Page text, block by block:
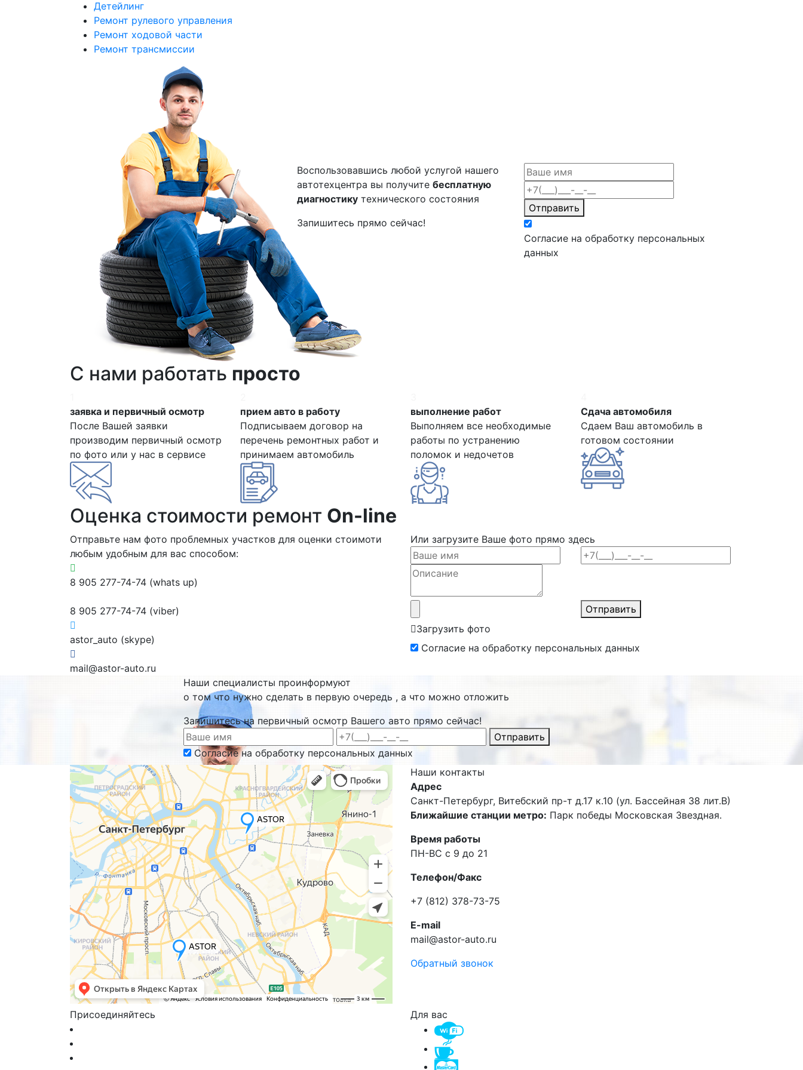
Детейлинг
Ремонт рулевого управления
Ремонт ходовой части
Ремонт трансмиссии
Воспользовавшись любой услугой нашего
автотехцентра вы получите бесплатную
диагностику технического состояния
Запишитесь прямо сейчас!
Отправить
Согласие на обработку персональных
данных
С нами работать просто
заявка и первичный осмотр
После Вашей заявки
производим первичный осмотр
по фото или у нас в сервисе
прием авто в работу
Подписываем договор на
перечень ремонтных работ и
принимаем автомобиль
выполнение работ
Выполняем все необходимые
работы по устранению
поломок и недочетов
Сдача автомобиля
Сдаем Ваш автомобиль в
готовом состоянии
Оценка стоимости ремонт On-line
Отправьте нам фото проблемных участков для оценки стоимоти
любым удобным для вас способом:
8 905 277-74-74 (whats up)
8 905 277-74-74 (viber)
astor_auto (skype)
mail@astor-auto.ru
Или загрузите Ваше фото прямо здесь
Загрузить фото
Отправить
Согласие на обработку персональных данных
Наши специалисты проинформуют
о том что нужно сделать в первую очередь , а что можно отложить
Запишитесь на первичный осмотр Вашего авто прямо сейчас!
Отправить
Согласие на обработку персональных данных
Наши контакты
Адрес
Санкт-Петербург, Витебский пр-т д.17 к.10 (ул. Бассейная 38 лит.В)
Ближайшие станции метро: Парк победы Московская Звездная.
Время работы
ПН-ВС с 9 до 21
Телефон/Факс
+7 (812) 378-73-75
E-mail
mail@astor-auto.ru
Обратный звонок
Присоединяйтесь Для вас